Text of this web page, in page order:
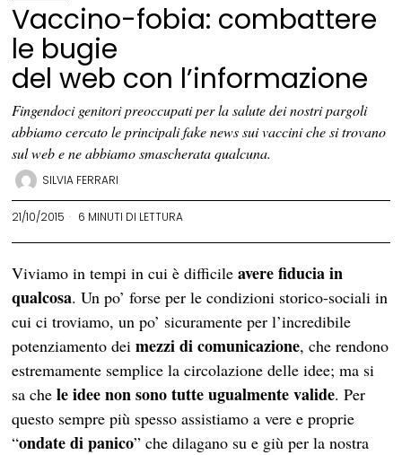
Vaccino-fobia: combattere
le bugie
del web con l’informazione
Fingendoci genitori preoccupati per la salute dei nostri pargoli
abbiamo cercato le principali fake news sui vaccini che si trovano
sul web e ne abbiamo smascherata qualcuna.
SILVIA FERRARI
21/10/2015 6 MINUTI DI LETTURA
Viviamo in tempi in cui è difficileavere fiducia in
qualcosa. Un po’ forse per le condizioni storico-sociali in
cui ci troviamo, un po’ sicuramente per l’incredibile
potenziamento deimezzi di comunicazione, che rendono
estremamente semplice la circolazione delle idee; ma si
sa chele idee non sono tutte ugualmente valide. Per
questo sempre più spesso assistiamo a vere e proprie
“ondate di panico” che dilagano su e giù per la nostra